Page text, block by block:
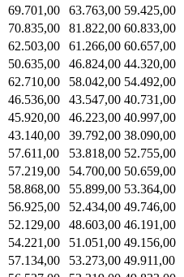
69.701,00 63.763,00 59.425,00
70.835,00 81.822,00 60.833,00
62.503,00 61.266,00 60.657,00
50.635,00 46.824,00 44.320,00
62.710,00 58.042,00 54.492,00
46.536,00 43.547,00 40.731,00
45.920,00 46.223,00 40.997,00
43.140,00 39.792,00 38.090,00
57.611,00 53.818,00 52.755,00
57.219,00 54.700,00 50.659,00
58.868,00 55.899,00 53.364,00
56.925,00 52.434,00 49.746,00
52.129,00 48.603,00 46.191,00
54.221,00 51.051,00 49.156,00
57.134,00 53.273,00 49.911,00